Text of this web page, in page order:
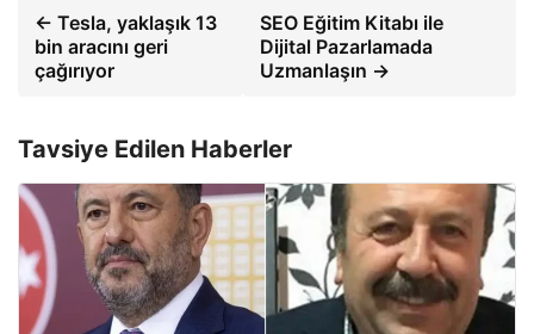
← Tesla, yaklaşık 13
bin aracını geri
çağırıyor
SEO Eğitim Kitabı ile
Dijital Pazarlamada
Uzmanlaşın →
Tavsiye Edilen Haberler